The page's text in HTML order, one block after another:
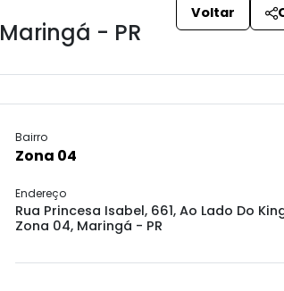
Maringá - PR
Voltar
Bairro
Zona 04
Endereço
Rua Princesa Isabel, 661, Ao Lado Do
Zona 04, Maringá - PR